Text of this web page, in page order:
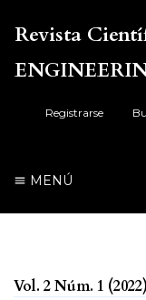
Revista
Registrarse
MENÚ
Vol. 2 Núm. 1